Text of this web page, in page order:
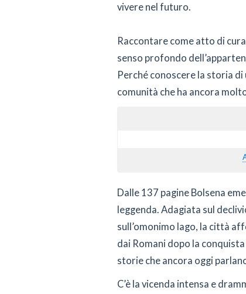
vivere nel futuro.
Raccontare come atto di
senso profondo
Perché conoscere la storia
comunità che ha ancora
Dalle 137 pagine Bolsena
leggenda. Adagiata sul
sull’omonimo lago, la città
dai Romani dopo la
storie che ancora oggi
C’è la vicenda intensa e